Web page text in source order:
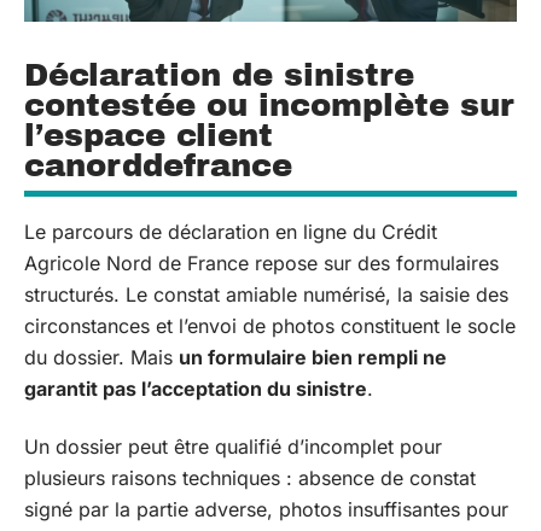
Déclaration de sinistre
contestée ou incomplète sur
l’espace client
canorddefrance
Le parcours de déclaration en ligne du Crédit
Agricole Nord de France repose sur des formulaires
structurés. Le constat amiable numérisé, la saisie des
circonstances et l’envoi de photos constituent le socle
du dossier. Mais un formulaire bien rempli ne
garantit pas l’acceptation du sinistre.
Un dossier peut être qualifié d’incomplet pour
plusieurs raisons techniques : absence de constat
signé par la partie adverse, photos insuffisantes pour